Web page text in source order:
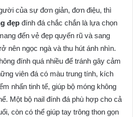
của sự đơn giản, đơn điệu, thì
đẹp đính đá chắc chắn là lựa chọn
đến vẻ đẹp quyến rũ và sang
nên ngọc ngà và thu hút ánh nhìn.
đính quá nhiều để tránh gây cảm
viên đá có màu trung tính, kích
nhấn tinh tế, giúp bộ móng không
Một bộ nail đính đá phù hợp cho cả
còn có thể giúp tay trông thon gọn